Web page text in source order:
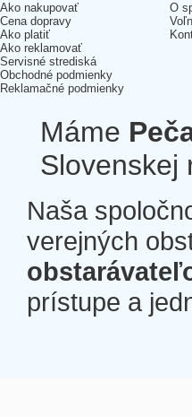
Ako nakupovať
Cena dopravy
Ako platiť
Ako reklamovať
Servisné strediská
Obchodné podmienky
Reklamačné podmienky
O
Máme
Slovenskej
Naša
verejných
prístupe a